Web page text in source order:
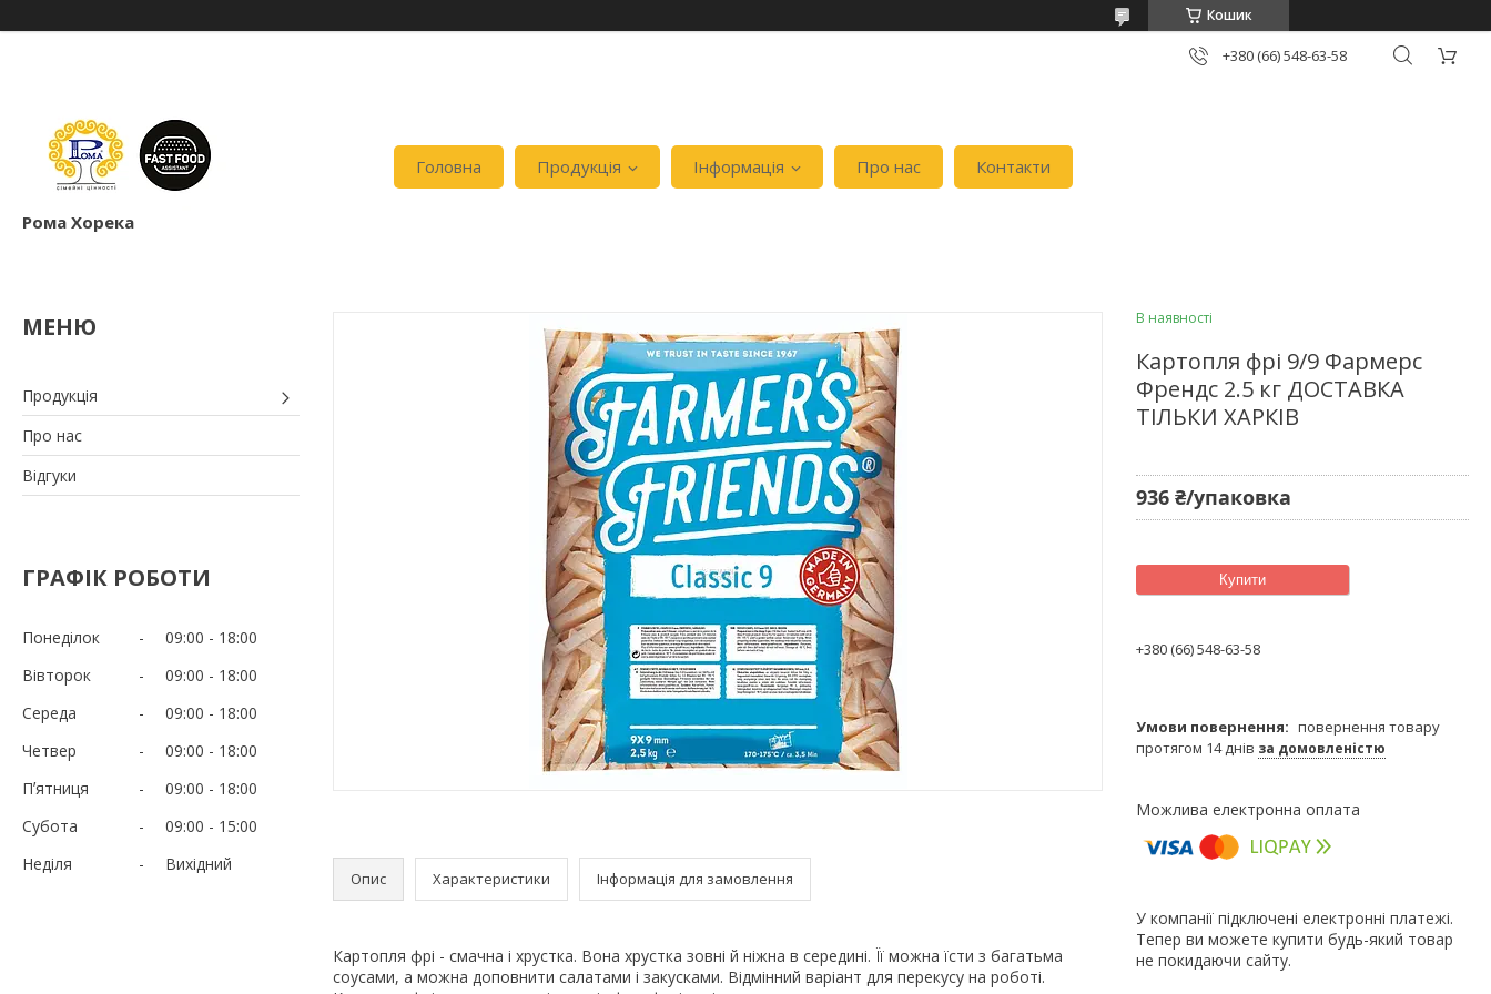
Кошик
+380 (66) 548-63-58
Рома Хорека
Головна Продукція Інформація Про нас Контакти
Продукція
Про нас
Відгуки
ГРАФІК РОБОТИ
Понеділок 09:00
18:00
Вівторок
09:00
18:00
Середа
09:00
18:00
Четвер
09:00
18:00
Пʼятниця
09:00
18:00
Субота
09:00
15:00
Неділя
Вихідний
Опис Характеристики Інформація для замовлення
Картопля фрі - смачна і хрустка. Вона хрустка зовні й ніжна в середині. Її можна їсти з багатьма
соусами, а можна доповнити салатами і закусками. Відмінний варіант для перекусу на роботі.
В наявності
Картопля фрі 9/9 Фармерс
Френдс 2.5 кг ДОСТАВКА
ТІЛЬКИ ХАРКІВ
936 ₴/упаковка
Купити
+380 (66) 548-63-58
повернення товару
протягом 14 днів за домовленістю
У компанії підключені електронні платежі.
Тепер ви можете купити будь-який товар
не покидаючи сайту.